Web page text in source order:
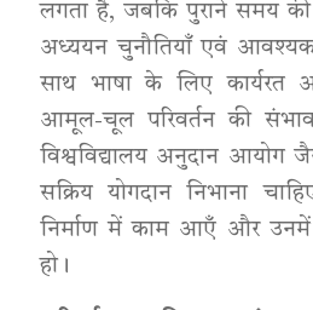
लगता है, जबकि पुराने समय
अध्ययन चुनौतियाँ एवं
साथ भाषा के लिए
आमूल-चूल परिवर्तन की
विश्वविद्यालय अनुदान आयोग
सक्रिय योगदान निभाना
निर्माण में काम आएँ और
हो।